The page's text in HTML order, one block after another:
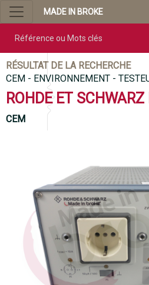
MADE IN BROKE
RÉSULTAT DE LA RECHERCHE
CEM - ENVIRONNEMENT -
ROHDE ET
CEM